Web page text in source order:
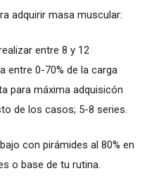
adquirir masa muscular:
entre 8 y 12
entre 0-70% de la carga
para máxima adquisicón
de los casos; 5-8 series.
con pirámides al 80% en
o base de tu rutina.